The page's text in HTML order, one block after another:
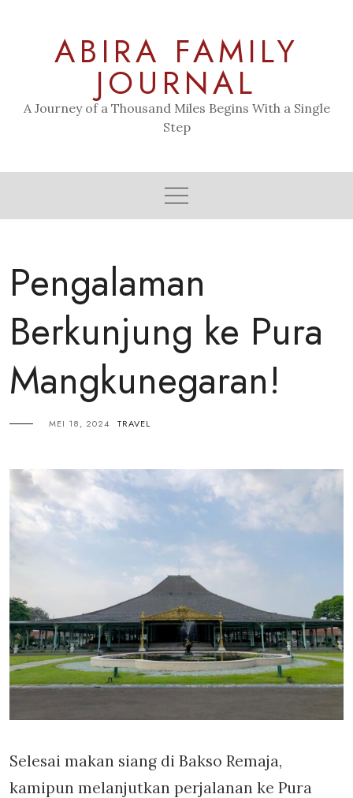
ABIRA FAMILY
JOURNAL
A Journey of a Thousand Miles Begins With a Single
Step
Pengalaman
Berkunjung ke Pura
Mangkunegaran!
MEI 18, 2024 TRAVEL
Selesai makan siang di Bakso Remaja,
kamipun melanjutkan perjalanan ke Pura